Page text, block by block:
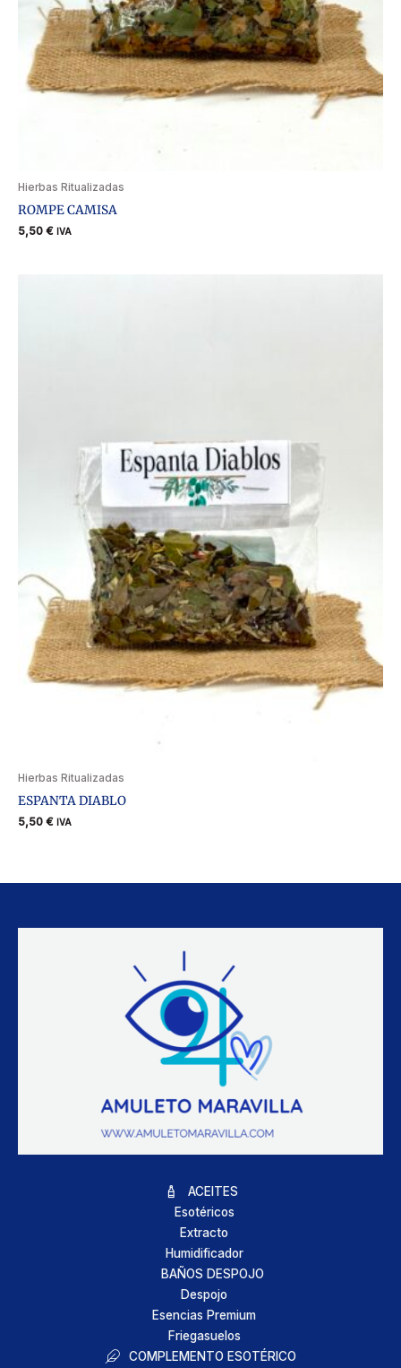
Hierbas Ritualizadas
ROMPE CAMISA
5,50 € IVA
Hierbas Ritualizadas
ESPANTA DIABLO
5,50 € IVA
ACEITES
Esotéricos
Extracto
Humidificador
BAÑOS DESPOJO
Despojo
Esencias Premium
Friegasuelos
COMPLEMENTO ESOTÉRICO